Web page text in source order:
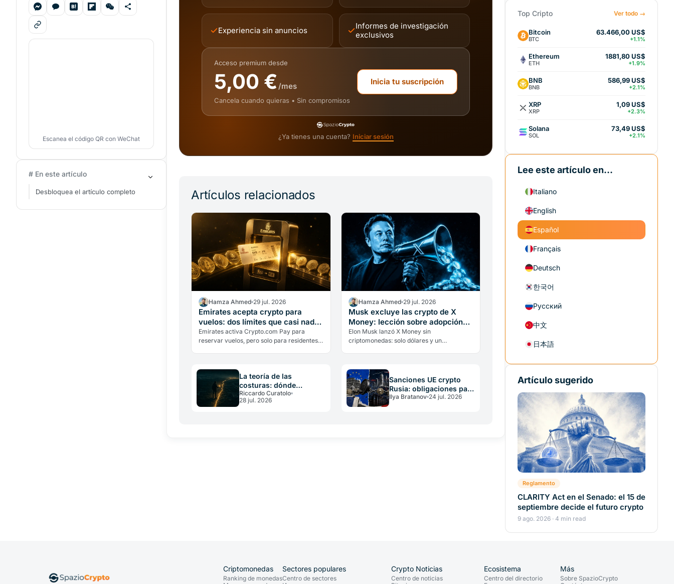
Experiencia sin anuncios
Informes de investigación
exclusivos
Acceso premium desde
5,00 € /mes
Cancela cuando quieras • Sin compromisos
Inicia tu suscripción
¿Ya tienes una cuenta? Iniciar sesión
Artículos relacionados
Hamza Ahmed 29 jul. 2026
Emirates acepta crypto para
vuelos: dos límites que casi nadie
menciona
Emirates activa Crypto.com Pay para
reservar vuelos, pero solo para residentes
Hamza Ahmed 29 jul. 2026
Musk excluye las crypto de X
Money: lección sobre adopción
real
Elon Musk lanzó X Money sin
criptomonedas: solo dólares y un
La teoría de las
costuras: dónde
desaparece el valor
crypto
Riccardo Curatolo
28 jul. 2026
Sanciones UE crypto
Rusia: obligaciones para
CASP y operadores
Ilya Bratanov 24 jul. 2026
Escanea el código QR con WeChat
# En este artículo
Desbloquea el artículo completo
Top Cripto Ver todo →
Bitcoin
BTC
63.466,00 US$
+1.1%
Ethereum
ETH
1881,80 US$
+1.9%
BNB
BNB
586,99 US$
+2.1%
XRP
XRP
1,09 US$
+2.3%
Solana
SOL
73,49 US$
+2.1%
Lee este artículo en...
Italiano
English
Español
Français
Deutsch
한국어
Русский
中文
日本語
Artículo sugerido
Reglamento
CLARITY Act en el Senado: el 15 de
septiembre decide el futuro crypto
9 ago. 2026 · 4 min read
Criptomonedas
Ranking de monedas
Sectores populares
Centro de sectores
Crypto Noticias
Centro de noticias
Ecosistema
Centro del directorio
Más
Sobre SpazioCrypto